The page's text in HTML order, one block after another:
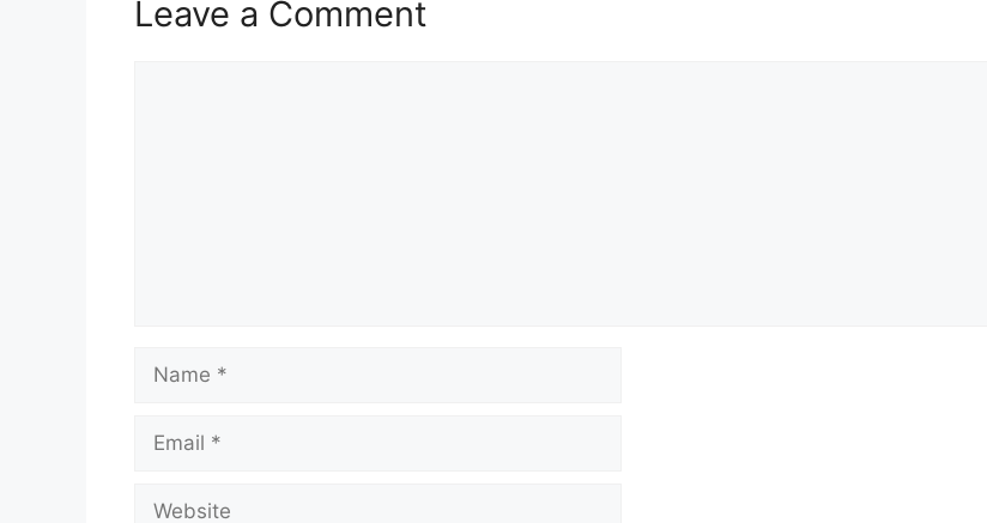
Leave a Comment
Name
Email
Website